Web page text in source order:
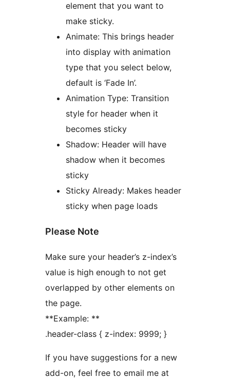
element that you want to
make sticky.
Animate: This brings header
into display with animation
type that you select below,
default is ‘Fade In’.
Animation Type: Transition
style for header when it
becomes sticky
Shadow: Header will have
shadow when it becomes
sticky
Sticky Already: Makes header
sticky when page loads
Please Note
Make sure your header’s z-index’s
value is high enough to not get
overlapped by other elements on
the page.
**Example: **
.header-class { z-index: 9999; }
If you have suggestions for a new
add-on, feel free to email me at